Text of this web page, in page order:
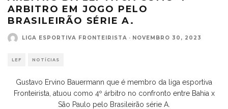
ARBITRO EM JOGO PELO
BRASILEIRÃO SÉRIE A.
LIGA ESPORTIVA FRONTEIRISTA · NOVEMBRO 30, 2023
LEF NOTÍCIAS
Gustavo Ervino Bauermann que é membro da liga esportiva
Fronteirista, atuou como 4º árbitro no confronto entre Bahia x
São Paulo pelo Brasileirão série A.